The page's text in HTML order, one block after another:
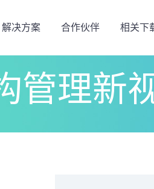
解决方案 合作伙伴 相关下
管理新